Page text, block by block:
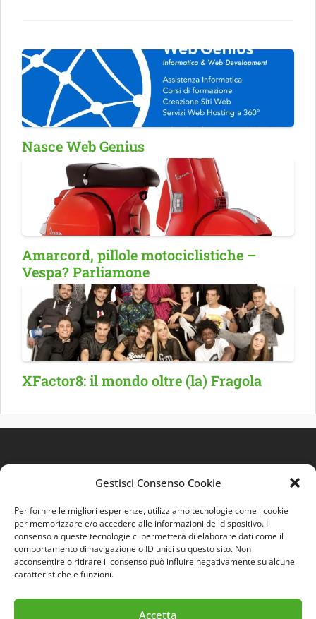
Gestisci Consenso Cookie
Per fornire le migliori esperienze, utilizziamo tecnologie come i cookie
per memorizzare e/o accedere alle informazioni del dispositivo. Il
consenso a queste tecnologie ci permetterà di elaborare dati come il
comportamento di navigazione o ID unici su questo sito. Non
acconsentire o ritirare il consenso può influire negativamente su alcune
caratteristiche e funzioni.
Accetta
Nasce Web Genius
Amarcord, pillole motociclistiche –
Vespa? Parliamone
XFactor8: il mondo oltre (la) Fragola
Quest'opera è distribuita con LicenzaCreative
Commons 3.0 Italia.